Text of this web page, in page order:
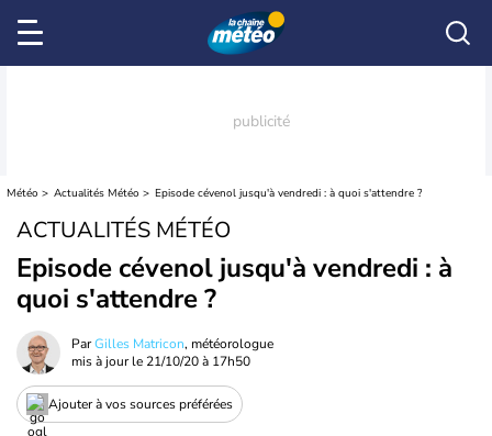
Météo Actualités Météo Episode cévenol jusqu'à vendredi : à quoi s'attendre ?
ACTUALITÉS MÉTÉO
Episode cévenol jusqu'à vendredi : à
quoi s'attendre ?
ParGilles Matricon, météorologue
mis à jour le 21/10/20 à 17h50
Ajouter à vos sources préférées